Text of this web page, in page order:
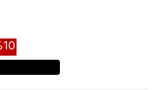
10